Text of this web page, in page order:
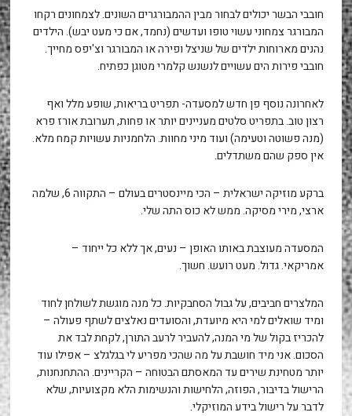
חובבי הבשר יכולים לבחור מבין ההמבורגרים השונים. לצמחונים רקחו
המבורגר צמחוני עשוי טופו ועדשים (נחמד, אם כי מעט יבש). הילדים
נהנים מארוחות ילדים של שניצל ופירה או המבורגר וצ'יפס מחייך.
חובבי פירות הים עשויים לנשנש קלמרי מטוגן כפתיח.
לאחרונה נוסף פן חדש למסעדה- תפריט בריאות, שופע מלל ואף
רצון טוב. בתפריט סלטים מעניינים יותר או פחות, תערובת אורז פרא
(מנה פשוטה וטעימה) ועוד מיני מחוות. הלחמניות עשויות קמח מלא.
אין ספק שהם משתדלים.
ברקע מוזיקה ישראלית – הכי מיינסטרים בעולם – התקווה 6, שלמה
ארצי, מירי מסיקה. ממש לא כוס התה שלי.
המסעדה מעוצבת באותו האופן – נעים, אך ללא כל ייחוד –
אמריקאי. גדול. מעט רועש. חשוך.
המלצרים חביבים, על גבול הסחבקיות. כל מנה מוגשת לשולחן לחוד
ומיד שואלים למי היא מיועדת, והסועדים נאלצים לשתף פעולה –
להכריז בקול של מי המנה, להעביר לרעב התורן, לקחת לבד את
הסכום. אני מיד חושבת על מה שהכי מפריע לי בגלגלצ – אפילו עוד
יותר מטחינת שירים עד המאסתם הבטוחה – הקריינים. ההתחנחנות,
הרישול בדיבור, הפוזה, הלחישות והנשימות הלא מקצועיות, שלא
לדבר על רישול בידע המוזיקלי.